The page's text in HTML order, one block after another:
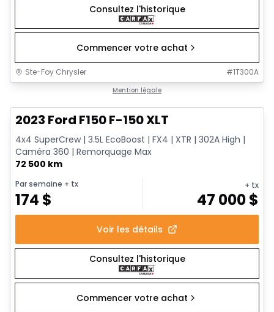
Consultez l'historique
Commencer votre achat
Ste-Foy Chrysler #1T300A
Mention légale
2023 Ford F150 F-150 XLT
4x4 SuperCrew | 3.5L EcoBoost | FX4 | XTR | 302A High |
Caméra 360 | Remorquage Max
72 500 km
Par semaine + tx
174 $
+ tx
47 000$
Voir les détails
Consultez l'historique
Commencer votre achat